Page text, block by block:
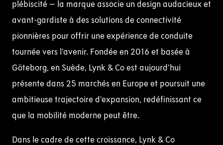
plébiscité – la marque associe un design audacieux et
avant-gardiste à des solutions de connectivité
pionnières pour offrir une expérience de conduite
tournée vers l’avenir. Fondée en 2016 et basée à
Göteborg, en Suède, Lynk & Co est aujourd’hui
présente dans 25 marchés en Europe et poursuit une
ambitieuse trajectoire d’expansion, redéfinissant ce
que la mobilité moderne peut être.
Dans le cadre de cette croissance, Lynk & Co